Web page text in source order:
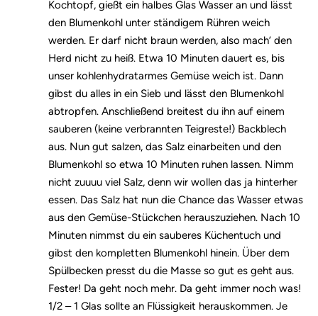
Kochtopf, gießt ein halbes Glas Wasser an und lässt
den Blumenkohl unter ständigem Rühren weich
werden. Er darf nicht braun werden, also mach’ den
Herd nicht zu heiß. Etwa 10 Minuten dauert es, bis
unser kohlenhydratarmes Gemüse weich ist. Dann
gibst du alles in ein Sieb und lässt den Blumenkohl
abtropfen. Anschließend breitest du ihn auf einem
sauberen (keine verbrannten Teigreste!) Backblech
aus. Nun gut salzen, das Salz einarbeiten und den
Blumenkohl so etwa 10 Minuten ruhen lassen. Nimm
nicht zuuuu viel Salz, denn wir wollen das ja hinterher
essen. Das Salz hat nun die Chance das Wasser etwas
aus den Gemüse-Stückchen herauszuziehen. Nach 10
Minuten nimmst du ein sauberes Küchentuch und
gibst den kompletten Blumenkohl hinein. Über dem
Spülbecken presst du die Masse so gut es geht aus.
Fester! Da geht noch mehr. Da geht immer noch was!
1/2 – 1 Glas sollte an Flüssigkeit herauskommen. Je